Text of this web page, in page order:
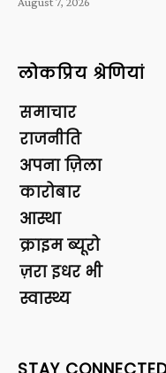
लोकप्रिय श्रेणियां
समाचार
राजनीति
अपना ज़िला
कारोबार
आस्था
क्राइम ब्यूरो
ज़रा इधर भी
स्वास्थ्य